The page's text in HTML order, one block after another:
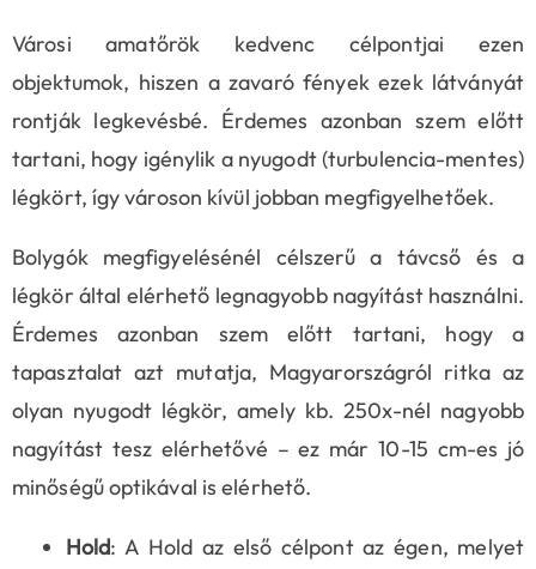
Városi amatőrök kedvenc célpontjai ezen
objektumok, hiszen a zavaró fények ezek látványát
rontják legkevésbé. Érdemes azonban szem előtt
tartani, hogy igénylik a nyugodt (turbulencia-mentes)
légkört, így városon kívül jobban megfigyelhetőek.
Bolygók megfigyelésénél célszerű a távcső és a
légkör által elérhető legnagyobb nagyítást használni.
Érdemes azonban szem előtt tartani, hogy a
tapasztalat azt mutatja, Magyarországról ritka az
olyan nyugodt légkör, amely kb. 250x-nél nagyobb
nagyítást tesz elérhetővé – ez már 10-15 cm-es jó
minőségű optikával is elérhető.
Hold: A Hold az első célpont az égen, melyet